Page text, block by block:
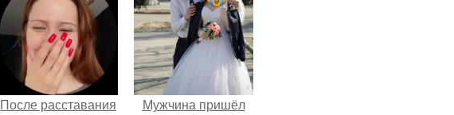
После расставания
Мужчина пришёл